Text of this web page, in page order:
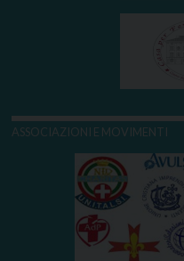
ASSOCIAZIONI E MOVIMENTI